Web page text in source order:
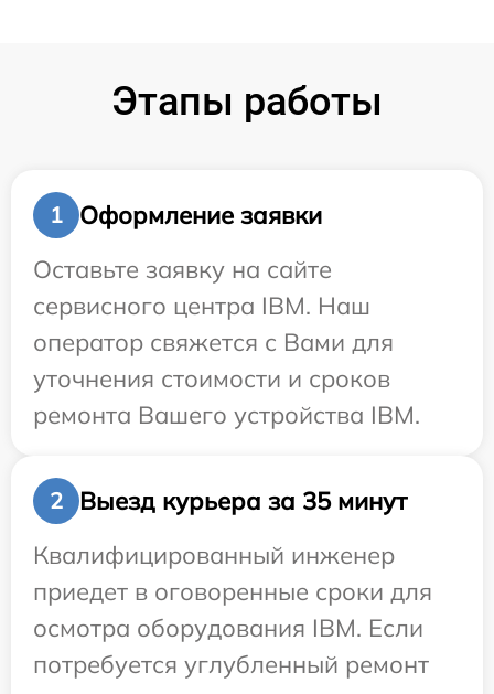
Этапы работы
1
Оформление заявки
Оставьте заявку на сайте
сервисного центра IBM. Наш
оператор свяжется с Вами для
уточнения стоимости и сроков
ремонта Вашего устройства IBM.
2
Выезд курьера за 35 минут
Квалифицированный инженер
приедет в оговоренные сроки для
осмотра оборудования IBM. Если
потребуется углубленный ремонт